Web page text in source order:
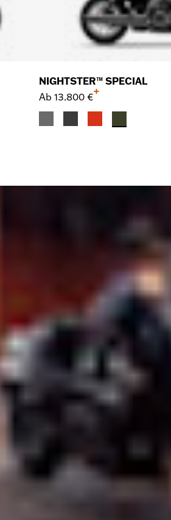
NIGHTSTER™ SPECIAL
Ab 13.800 €
+